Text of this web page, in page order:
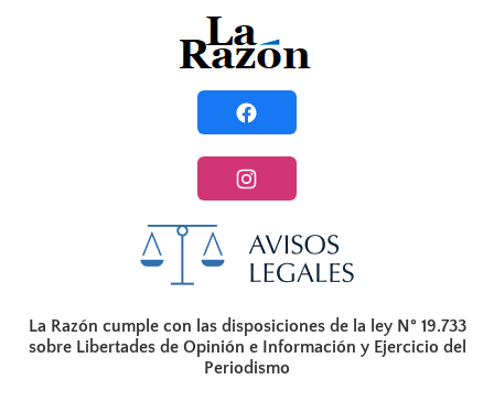
La Razón cumple con las disposiciones de la ley N° 19.733
sobre Libertades de Opinión e Información y Ejercicio del
Periodismo